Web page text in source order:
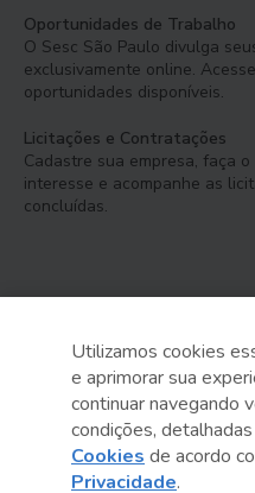
Oportunidades de Trabalho
O Sesc São Paulo divulga
exclusivamente online.
oportunidades disponíveis.
Licitações e Contratações
Cadastre sua empresa, faça
interesse e acompanhe as
concluídas.
Serviço Social do Comércio
Administração Regional no
Sesc São Paulo por aí:
Utilizamos cookies
e aprimorar sua
continuar navegando
condições,
Cookies de acordo
Privacidade.